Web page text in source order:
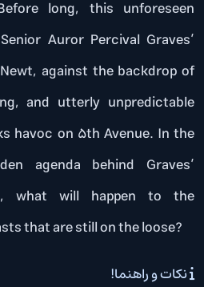
long, this unforeseen
Auror Percival Graves’
against the backdrop of
and utterly unpredictable
havoc on 5th Avenue. In the
agenda behind Graves’
what will happen to the
that are still on the loose?
نکات و راهنما!